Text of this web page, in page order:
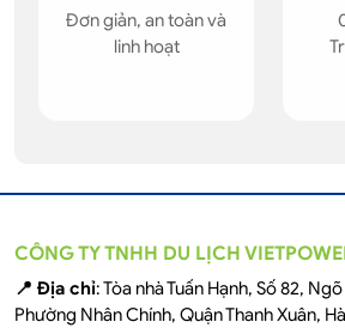
Đơn giản, an toàn và
linh hoạt
CÔNG TY TNHH DU LỊCH
📍 Địa chỉ: Tòa nhà Tuấn Hạnh, Số 82,
Phường Nhân Chính, Quận Thanh Xuân,